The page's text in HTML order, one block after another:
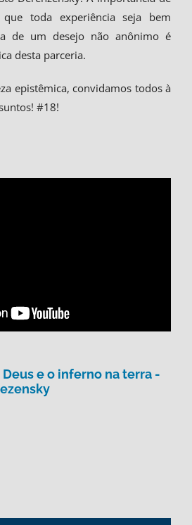
toda experiência seja bem
de um desejo não anônimo é
desta parceria.
epistêmica, convidamos todos à
#18!
e o inferno na terra -